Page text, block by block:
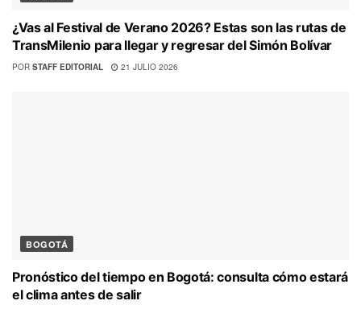
¿Vas al Festival de Verano 2026? Estas son las rutas de
TransMilenio para llegar y regresar del Simón Bolívar
POR STAFF EDITORIAL 21 JULIO 2026
BOGOTÁ
Pronóstico del tiempo en Bogotá: consulta cómo estará
el clima antes de salir